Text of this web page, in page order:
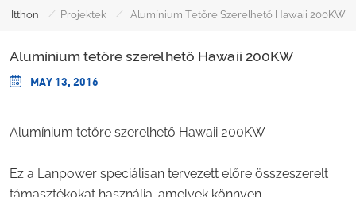
Itthon / Projektek / Alumínium Tetőre Szerelhető Hawaii 200KW
Alumínium tetőre szerelhető Hawaii 200KW
MAY 13, 2016
Alumínium tetőre szerelhető Hawaii 200KW
Ez a Lanpower speciálisan tervezett előre összeszerelt
támasztékokat használja, amelyek könnyen